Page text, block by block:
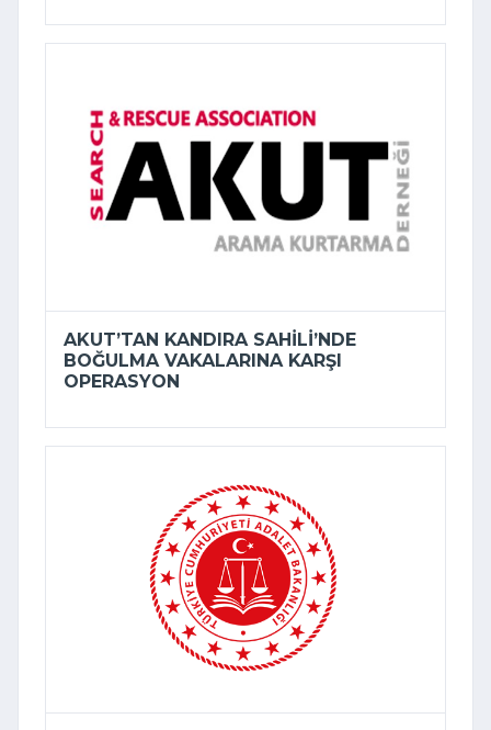
AKUT’TAN KANDIRA SAHILI’NDE
BOĞULMA VAKALARINA KARŞI
OPERASYON